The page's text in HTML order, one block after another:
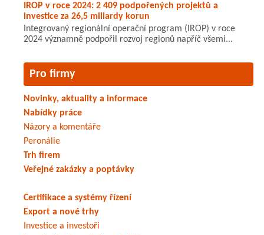
IROP v roce 2024: 2 409 podpořených projektů a
investice za 26,5 miliardy korun
Integrovaný regionální operační program (IROP) v roce
2024 významně podpořil rozvoj regionů napříč všemi...
Pro firmy
Novinky, aktuality a informace
Nabídky práce
Názory a komentáře
Peronálie
Trh firem
Veřejné zakázky a poptávky
Certifikace a systémy řízení
Export a nové trhy
Investice a investoři